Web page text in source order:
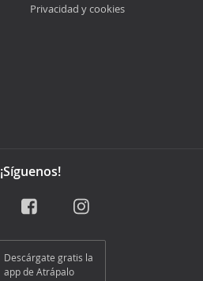
Privacidad y cookies
¡Síguenos!
Descárgate gratis la
app de Atrápalo